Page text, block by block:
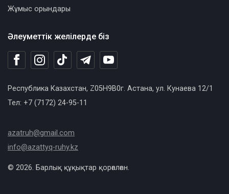
Әлеуметтік желілерде біз
Республика Казахстан, Z05H9B0г. Астана, ул. Кунаева 12/1
Тел: +7 (7172) 24-95-11
azatruh@gmail.com
info@azattyq-ruhy.kz
Жұмыс орындары
© 2026. Барлық құқықтар қорғалған.